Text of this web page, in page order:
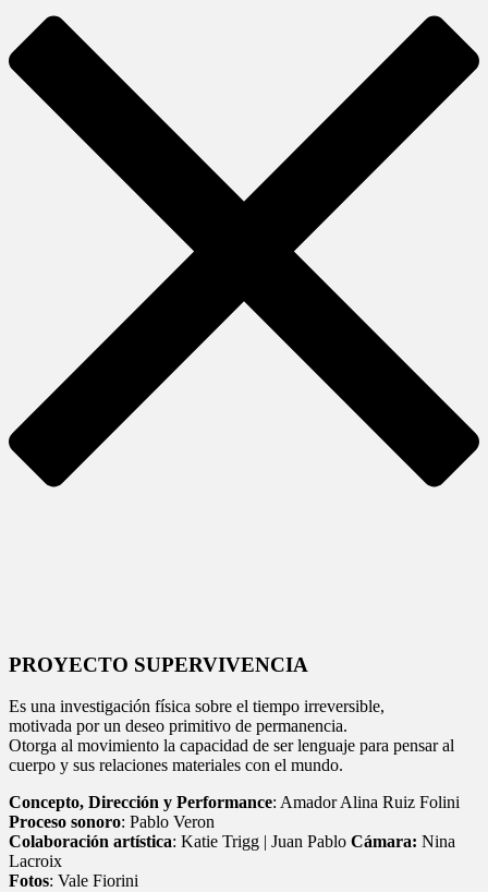
PROYECTO SUPERVIVENCIA
Es una investigación física sobre el tiempo irreversible,
motivada por un deseo primitivo de permanencia.
Otorga al movimiento la capacidad de ser lenguaje para pensar al
cuerpo y sus relaciones materiales con el mundo.
Concepto, Dirección y Performance: Amador Alina Ruiz Folini
Proceso sonoro: Pablo Veron
Colaboración artística: Katie Trigg | Juan Pablo Cámara: Nina
Lacroix
Fotos: Vale Fiorini